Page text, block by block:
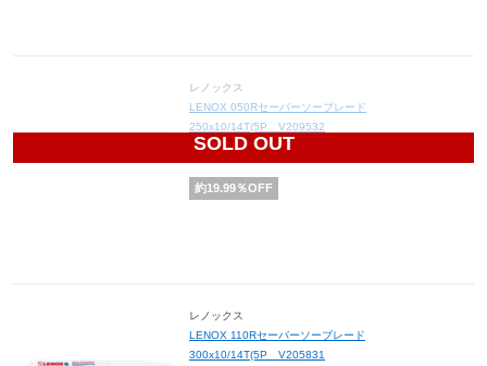
SOLD OUT
レノックス
LENOX 050Rセーバーソーブレード
250x10/14T(5P V209532
2,682
約19.99％OFF
レノックス
LENOX 110Rセーバーソーブレード
300x10/14T(5P V205831